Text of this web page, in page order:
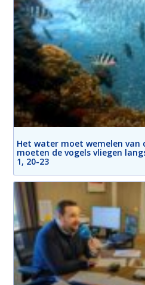
Het water moet wemelen van
moeten de vogels vliegen
1, 20-23